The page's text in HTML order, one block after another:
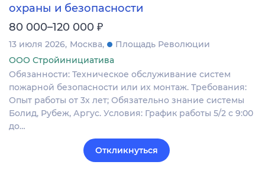
охраны и безопасности
80 000–120 000 ₽
13 июля 2026 Москва
Площадь Революции
ООО Стройинициатива
Обязанности: Техническое обслуживание систем
пожарной безопасности или их монтаж. Требования:
Опыт работы от 3х лет; Обязательно знание системы
Болид, Рубеж, Аргус. Условия: График работы 5/2 с 9:00
до…
Откликнуться